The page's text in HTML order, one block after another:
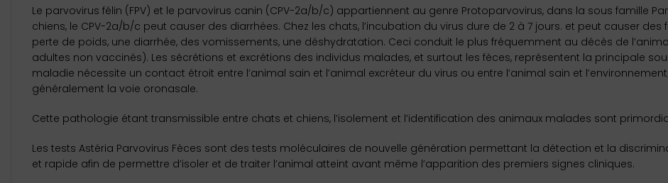
Le parvovirus félin (FPV) et le parvovirus canin (CPV-2a/b/c) appartiennent au genre Protoparvovirus, dans la sous famille
chiens, le CPV-2a/b/c peut causer des diarrhées. Chez les chats, l’incubation du virus dure de 2 à 7 jours. et peut causer des
perte de poids, une diarrhée, des vomissements, une déshydratation. Ceci conduit le plus fréquemment au décès de
adultes non vaccinés). Les sécrétions et excrétions des individus malades, et surtout les fèces, représentent la principale
maladie nécessite un contact étroit entre l’animal sain et l’animal excréteur du virus ou entre l’animal sain et
généralement la voie oronasale.
Cette pathologie étant transmissible entre chats et chiens, l’isolement et l’identification des animaux malades sont
Les tests Astéria Parvovirus Fèces sont des tests moléculaires de nouvelle génération permettant la détection et la
et rapide afin de permettre d’isoler et de traiter l’animal atteint avant même l’apparition des premiers signes cliniques.